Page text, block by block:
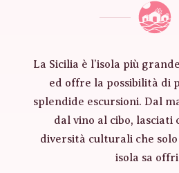
La Sicilia è l’isola più
ed offre la possibilità di
splendide escursioni. Dal
dal vino al cibo, lasciati
diversità culturali che
isola sa